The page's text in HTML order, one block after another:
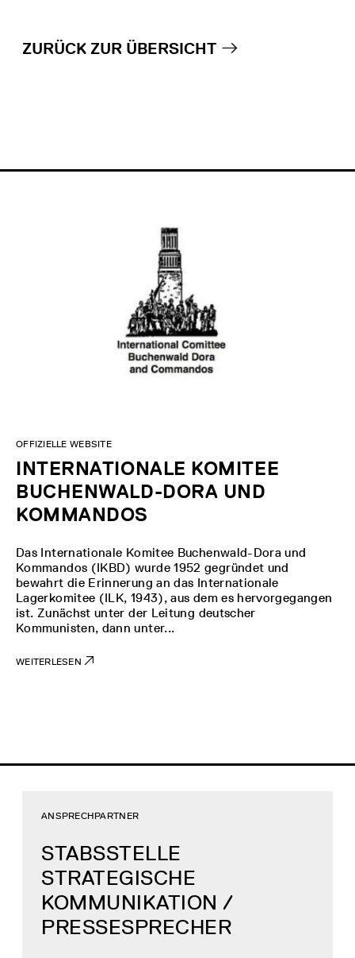
ZURÜCK ZUR ÜBERSICHT
INTERNATIONALE KOMITEE
BUCHENWALD-DORA UND
KOMMANDOS
OFFIZIELLE WEBSITE
Das Internationale Komitee Buchenwald-Dora und
Kommandos (IKBD) wurde 1952 gegründet und
bewahrt die Erinnerung an das Internationale
Lagerkomitee (ILK, 1943), aus dem es hervorgegangen
ist. Zunächst unter der Leitung deutscher
Kommunisten, dann unter...
WEITERLESEN
STABSSTELLE
STRATEGISCHE
KOMMUNIKATION /
PRESSESPRECHER
ANSPRECHPARTNER